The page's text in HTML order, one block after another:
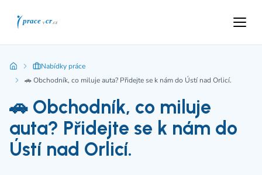
Nabídky práce
🚗 Obchodník, co miluje auta? Přidejte se k nám do Ústí nad Orlicí.
🚗 Obchodník, co miluje
auta? Přidejte se k nám do
Ústí nad Orlicí.